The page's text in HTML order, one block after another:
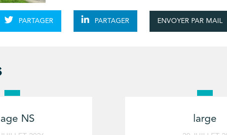
PARTAGER PARTAGER ENVOYER PAR MAIL
NS large